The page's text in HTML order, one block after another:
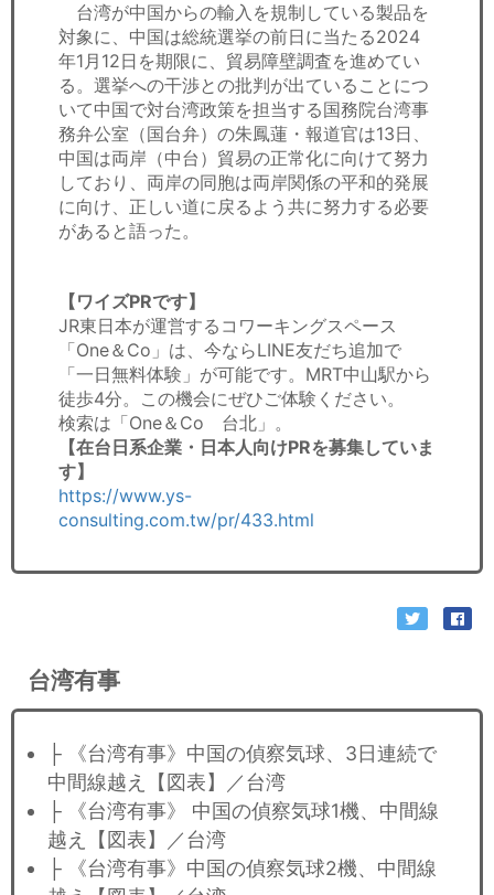
台湾が中国からの輸入を規制している製品を
対象に、中国は総統選挙の前日に当たる2024
年1月12日を期限に、貿易障壁調査を進めてい
る。選挙への干渉との批判が出ていることにつ
いて中国で対台湾政策を担当する国務院台湾事
務弁公室（国台弁）の朱鳳蓮・報道官は13日、
中国は両岸（中台）貿易の正常化に向けて努力
しており、両岸の同胞は両岸関係の平和的発展
に向け、正しい道に戻るよう共に努力する必要
があると語った。
【ワイズPRです】
JR東日本が運営するコワーキングスペース
「One＆Co」は、今ならLINE友だち追加で
「一日無料体験」が可能です。MRT中山駅から
徒歩4分。この機会にぜひご体験ください。
検索は「One＆Co 台北」。
【在台日系企業・日本人向けPRを募集していま
す】
https://www.ys-
consulting.com.tw/pr/433.html
台湾有事
├ 《台湾有事》中国の偵察気球、3日連続で
中間線越え【図表】／台湾
├ 《台湾有事》 中国の偵察気球1機、中間線
越え【図表】／台湾
├ 《台湾有事》中国の偵察気球2機、中間線